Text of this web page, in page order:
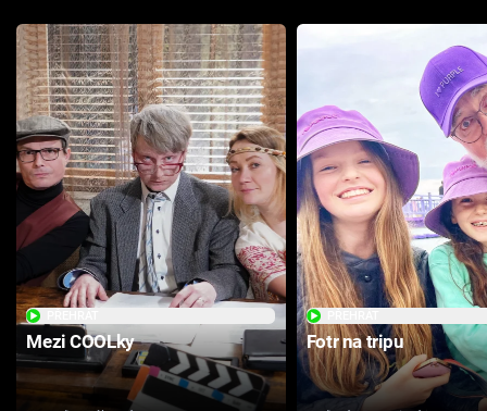
Mezi COOLky Fotr na tripu